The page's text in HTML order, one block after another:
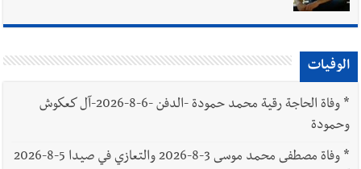
المعاناة التي تمزق القلوب والضمائر؟
وإعلام إيراني: الاتّفاق مع عُمان مؤجّل ما دامت التهديدات مستمرّة
الوفيات
*
وفاة الحاجة رقية محمد حمودة -الدفن -6-8-2026-آل كعكوش
وحمودة
*
وفاة مصطفى محمد موسى 3-8-2026 والتعازي في صيدا 5-8-2026